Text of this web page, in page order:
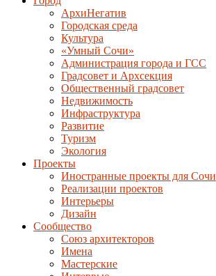
АрхиНегатив
Городская среда
Культура
«Умный Сочи»
Администрация города и ГСС
Градсовет и Архсекция
Общественный градсовет
Недвижимость
Инфраструктура
Развитие
Туризм
Экология
Проекты
Иностранные проекты для Сочи
Реализации проектов
Интерьеры
Дизайн
Сообщество
Союз архитекторов
Имена
Мастерские